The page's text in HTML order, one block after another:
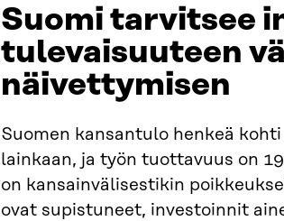
Suomi tarvitsee
tulevaisuuteen
näivettymisen
Suomen kansantulo henkeä
lainkaan, ja työn tuottavuus on
on kansainvälisestikin
ovat supistuneet, investoinnit